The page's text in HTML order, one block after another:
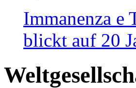
Immanenza e
blickt auf 20